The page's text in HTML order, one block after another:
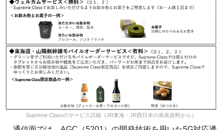
Supreme Classのサービス詳細（JR東海・JR西日本の発表資料から）